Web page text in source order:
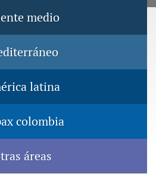
to navigation
medio
latina
colombia
áreas